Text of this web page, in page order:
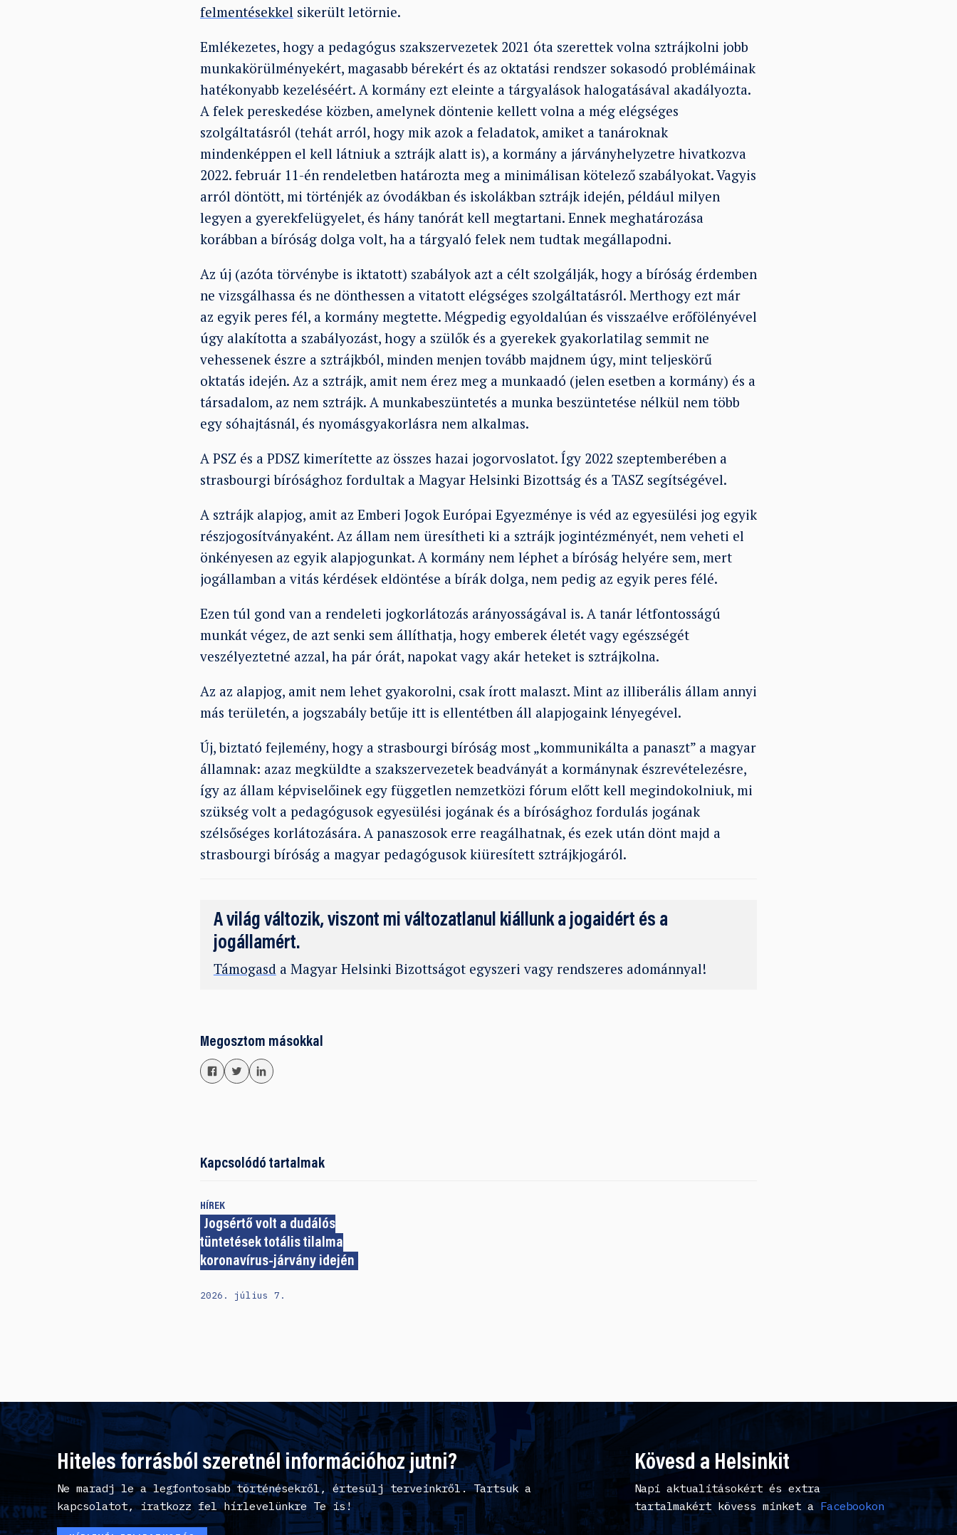
felmentésekkel sikerült letörnie.
Emlékezetes, hogy a pedagógus szakszervezetek 2021 óta szerettek volna sztrájkolni jobb
munkakörülményekért, magasabb bérekért és az oktatási rendszer sokasodó problémáinak
hatékonyabb kezeléséért. A kormány ezt eleinte a tárgyalások halogatásával akadályozta.
A felek pereskedése közben, amelynek döntenie kellett volna a még elégséges
szolgáltatásról (tehát arról, hogy mik azok a feladatok, amiket a tanároknak
mindenképpen el kell látniuk a sztrájk alatt is), a kormány a járványhelyzetre hivatkozva
2022. február 11-én rendeletben határozta meg a minimálisan kötelező szabályokat. Vagyis
arról döntött, mi történjék az óvodákban és iskolákban sztrájk idején, például milyen
legyen a gyerekfelügyelet, és hány tanórát kell megtartani. Ennek meghatározása
korábban a bíróság dolga volt, ha a tárgyaló felek nem tudtak megállapodni.
Az új (azóta törvénybe is iktatott) szabályok azt a célt szolgálják, hogy a bíróság érdemben
ne vizsgálhassa és ne dönthessen a vitatott elégséges szolgáltatásról. Merthogy ezt már
az egyik peres fél, a kormány megtette. Mégpedig egyoldalúan és visszaélve erőfölényével
úgy alakította a szabályozást, hogy a szülők és a gyerekek gyakorlatilag semmit ne
vehessenek észre a sztrájkból, minden menjen tovább majdnem úgy, mint teljeskörű
oktatás idején. Az a sztrájk, amit nem érez meg a munkaadó (jelen esetben a kormány) és a
társadalom, az nem sztrájk. A munkabeszüntetés a munka beszüntetése nélkül nem több
egy sóhajtásnál, és nyomásgyakorlásra nem alkalmas.
A PSZ és a PDSZ kimerítette az összes hazai jogorvoslatot. Így 2022 szeptemberében a
strasbourgi bírósághoz fordultak a Magyar Helsinki Bizottság és a TASZ segítségével.
A sztrájk alapjog, amit az Emberi Jogok Európai Egyezménye is véd az egyesülési jog egyik
részjogosítványaként. Az állam nem üresítheti ki a sztrájk jogintézményét, nem veheti el
önkényesen az egyik alapjogunkat. A kormány nem léphet a bíróság helyére sem, mert
jogállamban a vitás kérdések eldöntése a bírák dolga, nem pedig az egyik peres félé.
Ezen túl gond van a rendeleti jogkorlátozás arányosságával is. A tanár létfontosságú
munkát végez, de azt senki sem állíthatja, hogy emberek életét vagy egészségét
veszélyeztetné azzal, ha pár órát, napokat vagy akár heteket is sztrájkolna.
Az az alapjog, amit nem lehet gyakorolni, csak írott malaszt. Mint az illiberális állam annyi
más területén, a jogszabály betűje itt is ellentétben áll alapjogaink lényegével.
Új, biztató fejlemény, hogy a strasbourgi bíróság most „kommunikálta a panaszt” a magyar
államnak: azaz megküldte a szakszervezetek beadványát a kormánynak észrevételezésre,
így az állam képviselőinek egy független nemzetközi fórum előtt kell megindokolniuk, mi
szükség volt a pedagógusok egyesülési jogának és a bírósághoz fordulás jogának
szélsőséges korlátozására. A panaszosok erre reagálhatnak, és ezek után dönt majd a
strasbourgi bíróság a magyar pedagógusok kiüresített sztrájkjogáról.
A világ változik, viszont mi változatlanul kiállunk a jogaidért és a
jogállamért.
Támogasd a Magyar Helsinki Bizottságot egyszeri vagy rendszeres adománnyal!
Megosztom másokkal
Kapcsolódó tartalmak
HÍREK
Jogsértő volt a dudálós
tüntetések totális tilalma
koronavírus-járvány idején
2026. július 7.
Hiteles forrásból szeretnél információhoz jutni?
Ne maradj le a legfontosabb történésekről, értesülj terveinkről. Tartsuk a
kapcsolatot, iratkozz fel hírlevelünkre Te is!
Kövesd a Helsinkit
Napi aktualitásokért és extra
tartalmakért kövess minket aFacebookon